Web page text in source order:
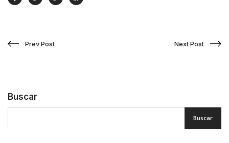
Prev Post Next Post
Buscar
Buscar